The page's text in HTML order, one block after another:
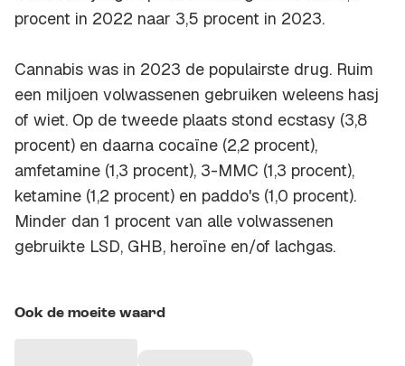
procent in 2022 naar 3,5 procent in 2023.
Cannabis was in 2023 de populairste drug. Ruim
een miljoen volwassenen gebruiken weleens hasj
of wiet. Op de tweede plaats stond ecstasy (3,8
procent) en daarna cocaïne (2,2 procent),
amfetamine (1,3 procent), 3-MMC (1,3 procent),
ketamine (1,2 procent) en paddo's (1,0 procent).
Minder dan 1 procent van alle volwassenen
gebruikte LSD, GHB, heroïne en/of lachgas.
Ook de moeite waard